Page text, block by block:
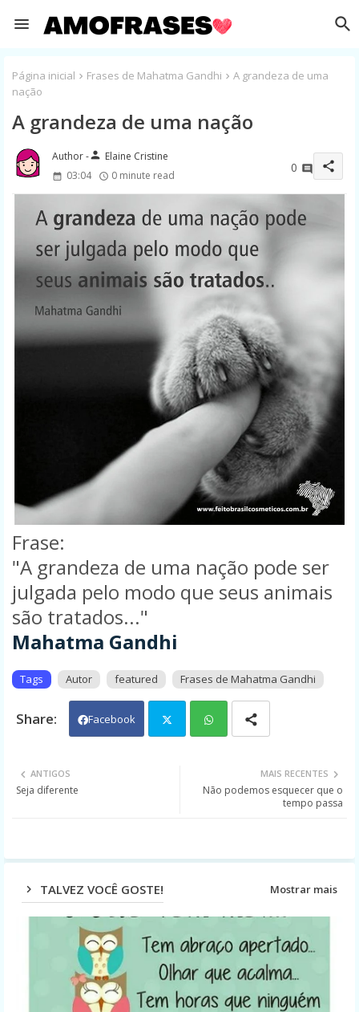
Página inicial Frases de Mahatma Gandhi
A grandeza de uma
nação
A grandeza de uma nação
person Elaine Cristine
03:04
0 minute read
0 share
Frase:
"A grandeza de uma nação pode ser
julgada pelo modo que seus animais
são tratados..."
Mahatma Gandhi
Tags Autor featured Frases de Mahatma Gandhi
Facebook
ats
MAIS RECENTES
Não podemos esquecer que o
tempo passa
ANTIGOS
Seja diferente
TALVEZ VOCÊ GOSTE! Mostrar mais